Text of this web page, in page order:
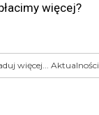
więcej?
więcej... Aktualności